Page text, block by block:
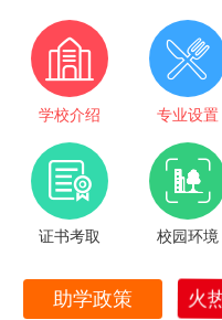
学校介绍 专业设置
证书考取 校园环境
助学政策 火